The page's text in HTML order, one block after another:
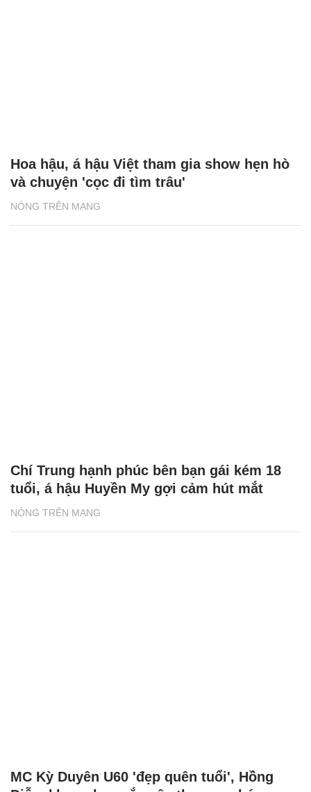
NÓNG TRÊN MẠNG
Hoa hậu, á hậu Việt tham gia show hẹn hò
và chuyện 'cọc đi tìm trâu'
NÓNG TRÊN MẠNG
Chí Trung hạnh phúc bên bạn gái kém 18
tuổi, á hậu Huyền My gợi cảm hút mắt
MC Kỳ Duyên U60 'đẹp quên tuổi', Hồng